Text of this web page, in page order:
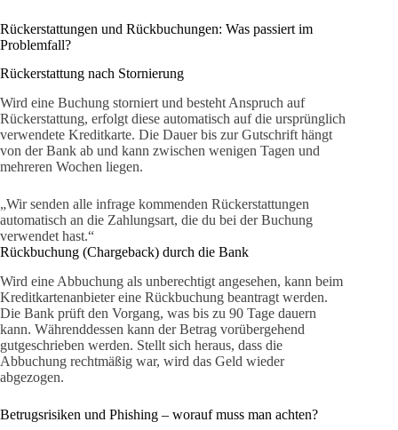
Rückerstattungen und Rückbuchungen: Was passiert im
Problemfall?
Rückerstattung nach Stornierung
Wird eine Buchung storniert und besteht Anspruch auf
Rückerstattung, erfolgt diese automatisch auf die ursprünglich
verwendete Kreditkarte. Die Dauer bis zur Gutschrift hängt
von der Bank ab und kann zwischen wenigen Tagen und
mehreren Wochen liegen.
„Wir senden alle infrage kommenden Rückerstattungen
automatisch an die Zahlungsart, die du bei der Buchung
verwendet hast.“
Rückbuchung (Chargeback) durch die Bank
Wird eine Abbuchung als unberechtigt angesehen, kann beim
Kreditkartenanbieter eine Rückbuchung beantragt werden.
Die Bank prüft den Vorgang, was bis zu 90 Tage dauern
kann. Währenddessen kann der Betrag vorübergehend
gutgeschrieben werden. Stellt sich heraus, dass die
Abbuchung rechtmäßig war, wird das Geld wieder
abgezogen.
Betrugsrisiken und Phishing – worauf muss man achten?